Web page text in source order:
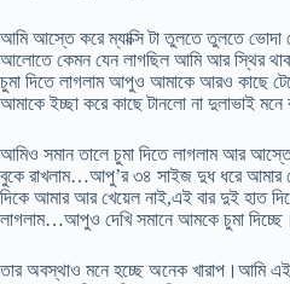
আমি আস্তে করে ম্যাক্সি টা তুলতে তুলতে ভোদা
আলোতে কেমন যেন লাগছিল আমি আর স্থির
চুমা দিতে লাগলাম আপুও আমাকে আরও কাছে
আমাকে ইচ্ছা করে কাছে টানলো না দুলাভাই মনে
আমিও সমান তালে চুমা দিতে লাগলাম আর
বুকে রাখলাম…আপু’র ৩৪ সাইজ দুধ ধরে আমার
দিকে আমার আর খেয়েল নাই,এই বার দুই হাত
লাগলাম…আপুও দেখি সমানে আমকে চুমা
তার অবস্থাও মনে হচ্ছে অনেক খারাপ।আমি